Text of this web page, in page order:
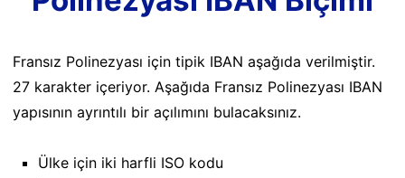
Fransız Polinezyası için tipik IBAN aşağıda verilmiştir.
27 karakter içeriyor. Aşağıda Fransız Polinezyası IBAN
yapısının ayrıntılı bir açılımını bulacaksınız.
Ülke için iki harfli ISO kodu